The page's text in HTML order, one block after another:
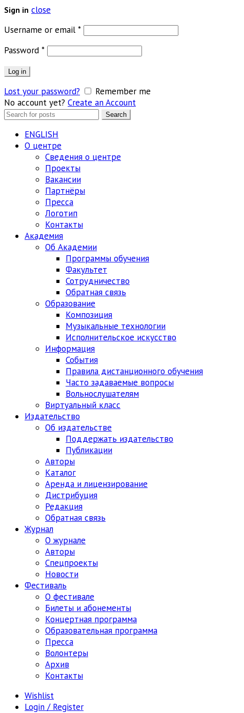
Sign in close
Username or email *Обязательно
Password *Обязательно
Log in
Lost your password?
Remember me
No account yet? Create an Account
Search
Search
ENGLISH
О центре
Сведения о центре
Проекты
Вакансии
Партнёры
Пресса
Логотип
Контакты
Академия
Об Академии
Программы обучения
Факультет
Сотрудничество
Обратная связь
Образование
Композиция
Музыкальные технологии
Исполнительское искусство
Информация
События
Правила дистанционного обучения
Часто задаваемые вопросы
Вольнослушателям
Виртуальный класс
Издательство
Об издательстве
Поддержать издательство
Публикации
Авторы
Каталог
Аренда и лицензирование
Дистрибуция
Редакция
Обратная связь
Журнал
О журнале
Авторы
Спецпроекты
Новости
Фестиваль
О фестивале
Билеты и абонементы
Концертная программа
Образовательная программа
Пресса
Волонтеры
Архив
Контакты
Wishlist
Login / Register